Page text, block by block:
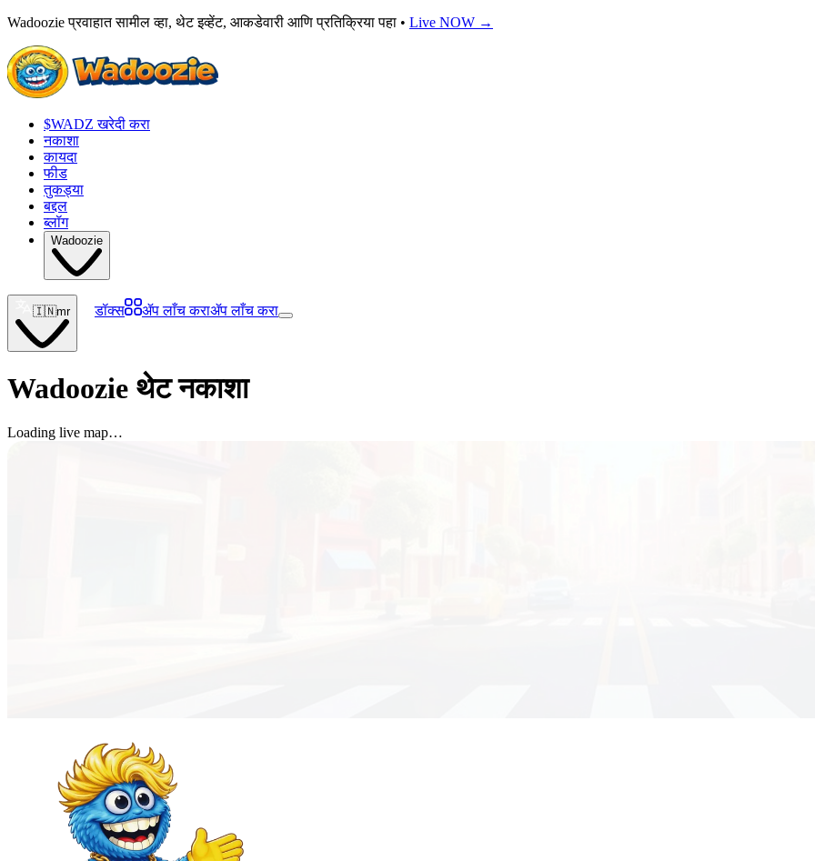
Wadoozie प्रवाहात सामील व्हा, थेट इव्हेंट, आकडेवारी आणि प्रतिक्रिया पहा • Live NOW →
$WADZ खरेदी करा
नकाशा
कायदा
फीड
तुकड्या
बद्दल
ब्लॉग
Wadoozie
🇮🇳mr डॉक्स ॲप लाँच कराॲप लाँच करा
Wadoozie थेट नकाशा
Loading live map…